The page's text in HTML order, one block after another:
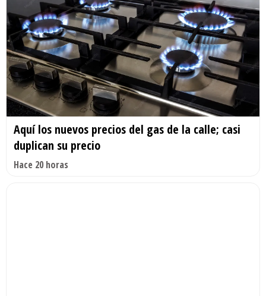
Aquí los nuevos precios del gas de la calle; casi
duplican su precio
Hace 20 horas